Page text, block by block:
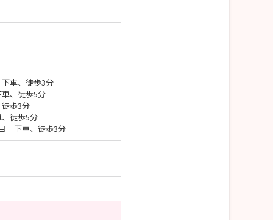
車、徒歩3分
、徒歩5分
歩3分
徒歩5分
」下車、徒歩3分